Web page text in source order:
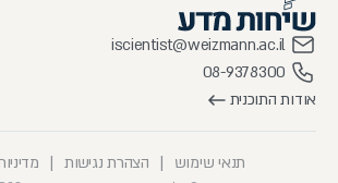
אודות התוכנית
08-9378300
iscientist@weizmann.ac.il
תנאי שימוש | הצהרת נגישות |